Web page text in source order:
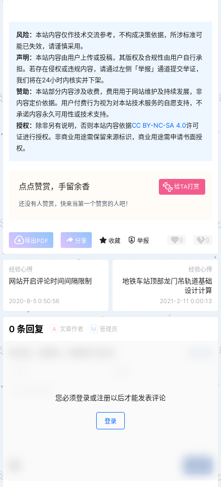
风险： 本站内容仅作技术交流参考，不构成决策依据，所涉标准可
能已失效，请谨慎采用。
声明： 本站内容由用户上传或投稿，其版权及合规性由用户自行承
担。若存在侵权或违规内容，请通过左侧「举报」通道提交举证，
我们将在24小时内核实并下架。
赞助： 本站部分内容涉及收费，费用用于网站维护及持续发展，非
内容定价依据。用户付费行为视为对本站技术服务的自愿支持，不
承诺内容永久可用性或技术支持。
授权： 除非另有说明，否则本站内容依据CC BY-NC-SA 4.0许可
证进行授权。非商业用途需保留来源标识，商业用途需申请书面授
权。
点点赞赏，手留余香 给TA打赏
还没有人赞赏，快来当第一个赞赏的人吧！
导出PDF 分享 收藏 举报 0 0
经验心得
网站开启评论时间间隔限制
2020-8-5 0:50:56
经验心得
地铁车站顶部龙门吊轨道基础
设计计算
2021-2-11 0:00:13
0 条回复 A 文章作者 M 管理员
您必须登录或注册以后才能发表评论
登录